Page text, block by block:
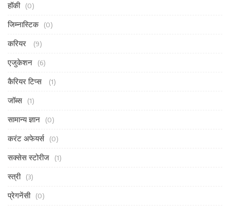
हॉकी (0)
जिम्नास्टिक (0)
करियर (9)
एजुकेशन (6)
कैरियर टिप्स (1)
जॉब्स (1)
सामान्य ज्ञान (0)
करंट अफेयर्स (0)
सक्सेस स्टोरीज (1)
स्त्री (3)
प्रेगनेंसी (0)